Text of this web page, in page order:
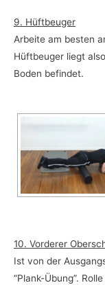
9. Hüftbeuger
Arbeite am besten
Hüftbeuger liegt
Boden befindet.
10. Vorderer
Ist von der
“Plank-Übung”.